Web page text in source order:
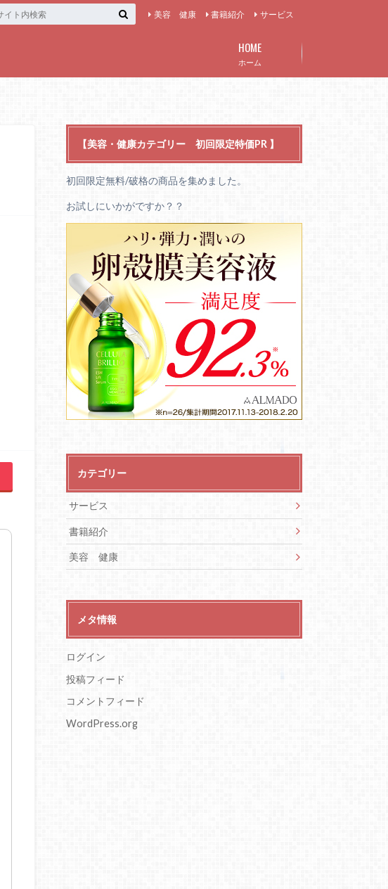
美容 健康 書籍紹介 サービス
ホーム
HOME
【美容・健康カテゴリー 初回限定特価PR 】
初回限定無料/破格の商品を集めました。
お試しにいかがですか？？
カテゴリー
サービス
書籍紹介
美容 健康
メタ情報
ログイン
投稿フィード
コメントフィード
WordPress.org